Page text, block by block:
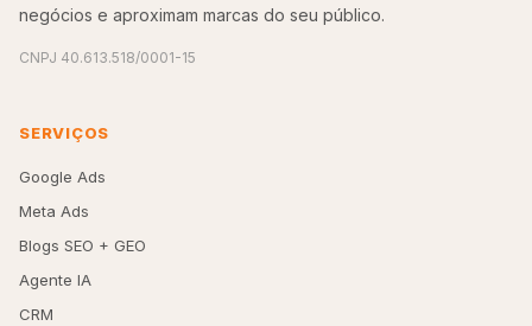
negócios e aproximam marcas do seu público.
CNPJ 40.613.518/0001-15
SERVIÇOS
Google Ads
Meta Ads
Blogs SEO + GEO
Agente IA
CRM